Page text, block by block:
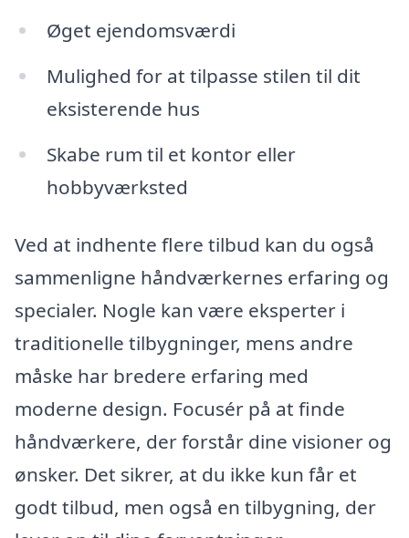
Øget ejendomsværdi
Mulighed for at tilpasse stilen til dit
eksisterende hus
Skabe rum til et kontor eller
hobbyværksted
Ved at indhente flere tilbud kan du også
sammenligne håndværkernes erfaring og
specialer. Nogle kan være eksperter i
traditionelle tilbygninger, mens andre
måske har bredere erfaring med
moderne design. Focusér på at finde
håndværkere, der forstår dine visioner og
ønsker. Det sikrer, at du ikke kun får et
godt tilbud, men også en tilbygning, der